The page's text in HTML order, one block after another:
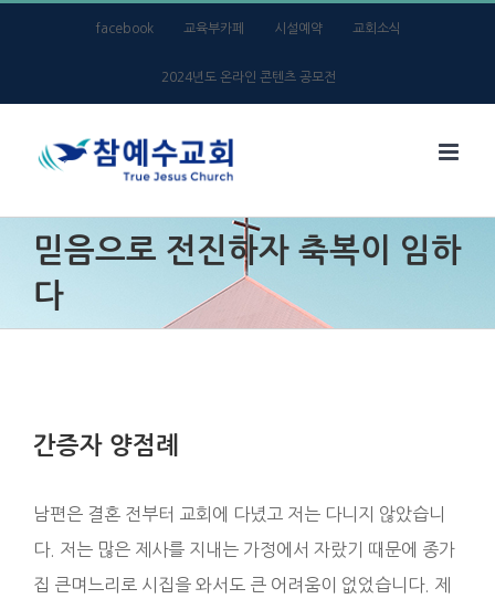
facebook 교육부카페 시설예약 교회소식
2024년도 온라인 콘텐츠 공모전
믿음으로 전진하자 축복이 임하
다
간증자 양점례
남편은 결혼 전부터 교회에 다녔고 저는 다니지 않았습니
다. 저는 많은 제사를 지내는 가정에서 자랐기 때문에 종가
집 큰며느리로 시집을 와서도 큰 어려움이 없었습니다. 제